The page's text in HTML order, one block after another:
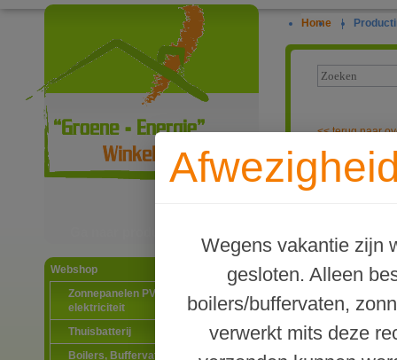
Webshop
Zonnepanelen PV-systemen
elektriciteit
Thuisbatterij
Boilers, Buffervaten en toebehoren
Home |
Wegens vakantie zijn
gesloten. Alleen
boilers/buffervaten,
verwerkt mits deze
<<terug naar
T koppelstuk